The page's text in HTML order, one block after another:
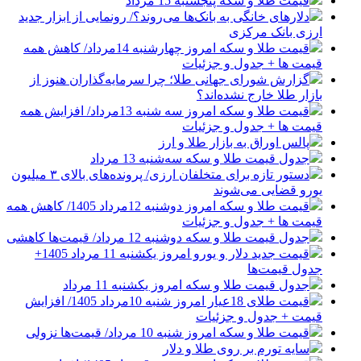
دلارهای خانگی به بانک‌ها می‌روند؟/ رونمایی از ابزار جدید
ارزی بانک مرکزی
قیمت طلا و سکه امروز چهارشنبه 14مرداد/ کاهش همه
قیمت ها + جدول و جزئیات
گزارش شورای جهانی طلا؛ چرا سرمایه‌گذاران هنوز از
بازار طلا خارج نشده‌اند؟
قیمت طلا و سکه امروز سه شنبه 13مرداد/ افزایش همه
قیمت ها + جدول و جزئیات
پالس اوراق به بازار طلا و ارز
جدول قیمت طلا و سکه سه‌شنبه 13 مرداد
دستور تازه برای متخلفان ارزی/ پرونده‌های بالای ۳ میلیون
یورو قضایی می‌شوند
قیمت طلا و سکه امروز دوشنبه 12مرداد 1405/ کاهش همه
قیمت ها + جدول و جزئیات
جدول قیمت طلا و سکه دوشنبه 12 مرداد/ قیمت‌ها کاهشی
قیمت جدید دلار و یورو امروز یکشنبه 11 مرداد 1405+
جدول قیمت‌ها
جدول قیمت طلا و سکه امروز یکشنبه 11 مرداد
قیمت طلای 18عیار امروز شنبه 10مرداد 1405/ افزایش
قیمت + جدول و جزئیات
قیمت طلا و سکه امروز شنبه 10 مرداد/ قیمت‌ها نزولی
سایه تورم بر روی طلا و دلار